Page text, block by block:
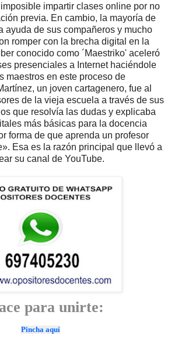
impartir clases online por no
previa. En cambio, la mayoría de
ayuda de sus compañeros y mucho
romper con la brecha digital en la
conocido como ´Maestriko' aceleró
presenciales a Internet haciéndole
maestros en este proceso de
un joven cartagenero, fue al
de la vieja escuela a través de sus
que resolvía las dudas y explicaba
más básicas para la docencia
forma de que aprenda un profesor
Esa es la razón principal que llevó a
su canal de YouTube.
para unirte:
Pincha aquí